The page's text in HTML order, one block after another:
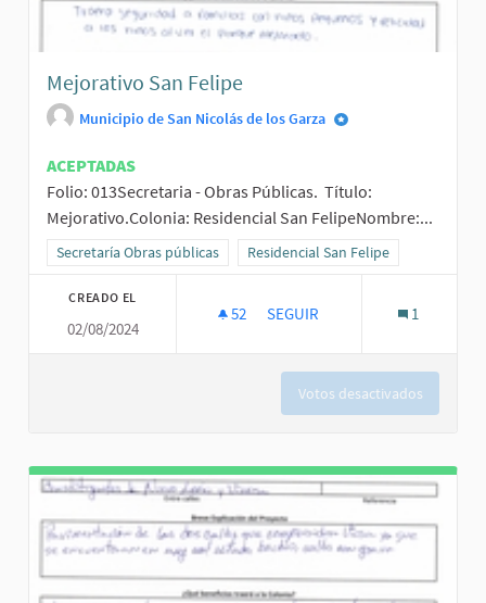
Mejorativo San Felipe
Municipio de San Nicolás de los Garza
ACEPTADAS
Folio: 013Secretaria - Obras Públicas. Título:
Mejorativo.Colonia: Residencial San FelipeNombre:...
Resultados al filtrar por la categoría: Secretaría Obras públicas
Secretaría Obras públicas Resultados al filtrar por el ámbito:
Residencial San Felipe
CREADO EL
02/08/2024
52 52 SEGUIDORAS
SEGUIR 1
Votos desactivados